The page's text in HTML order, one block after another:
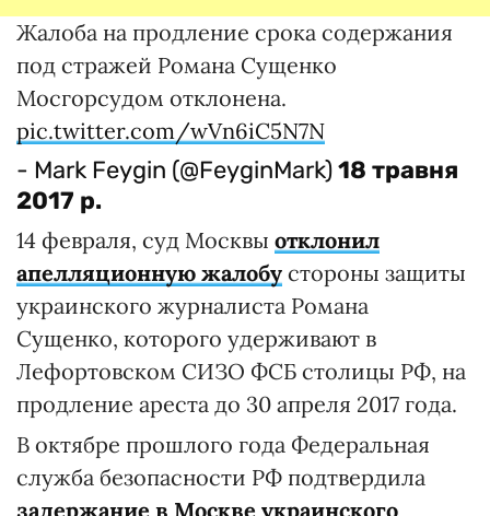
Жалоба на продление срока содержания
под стражей Романа Сущенко
Мосгорсудом отклонена.
pic.twitter.com/wVn6iC5N7N
- Mark Feygin (@FeyginMark)18 травня
2017 р.
14 февраля, суд Москвы отклонил
апелляционную жалобу стороны защиты
украинского журналиста Романа
Сущенко, которого удерживают в
Лефортовском СИЗО ФСБ столицы РФ, на
продление ареста до 30 апреля 2017 года.
В октябре прошлого года Федеральная
служба безопасности РФ подтвердила
задержание в Москве украинского